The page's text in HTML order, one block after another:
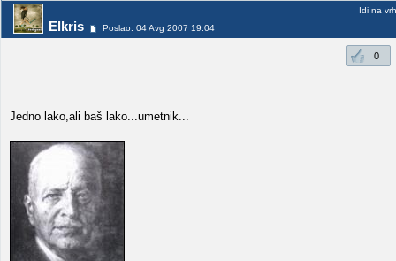
Elkris Poslao: 04 Avg 2007 19:04
Idi na vrh
0
Jedno lako,ali baš lako...umetnik...